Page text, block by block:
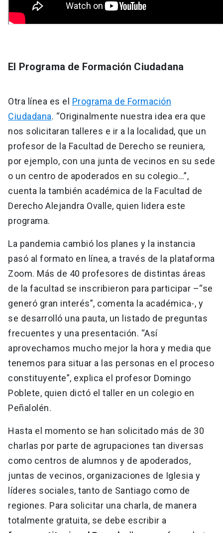
El Programa de Formación Ciudadana
Otra línea es el Programa de Formación
Ciudadana. “Originalmente nuestra idea era que
nos solicitaran talleres e ir a la localidad, que un
profesor de la Facultad de Derecho se reuniera,
por ejemplo, con una junta de vecinos en su sede
o un centro de apoderados en su colegio…”,
cuenta la también académica de la Facultad de
Derecho Alejandra Ovalle, quien lidera este
programa.
La pandemia cambió los planes y la instancia
pasó al formato en línea, a través de la plataforma
Zoom. Más de 40 profesores de distintas áreas
de la facultad se inscribieron para participar –“se
generó gran interés”, comenta la académica-, y
se desarrolló una pauta, un listado de preguntas
frecuentes y una presentación. “Así
aprovechamos mucho mejor la hora y media que
tenemos para situar a las personas en el proceso
constituyente”, explica el profesor Domingo
Poblete, quien dictó el taller en un colegio en
Peñalolén.
Hasta el momento se han solicitado más de 30
charlas por parte de agrupaciones tan diversas
como centros de alumnos y de apoderados,
juntas de vecinos, organizaciones de Iglesia y
líderes sociales, tanto de Santiago como de
regiones. Para solicitar una charla, de manera
totalmente gratuita, se debe escribir a